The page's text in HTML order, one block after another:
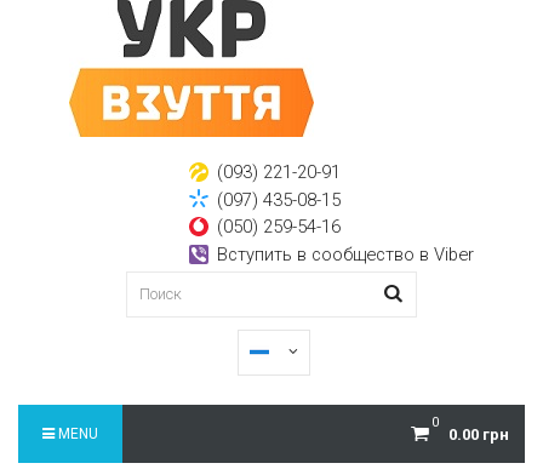
(093) 221-20-91
(097) 435-08-15
(050) 259-54-16
Вступить в сообщество в Viber
0
0.00 грн
MENU